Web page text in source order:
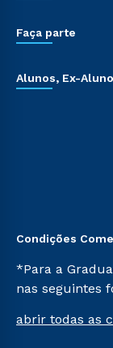
Faça parte
Alunos, Ex-
Condições
*Para a
nas seguintes
Já para as
abrir todas as